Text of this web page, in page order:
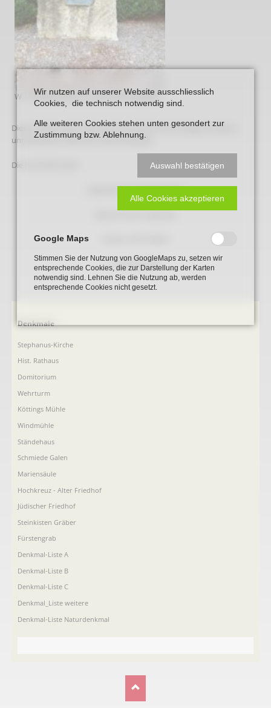
W 17 Gedenkstein an der Siechenkapelle
Dieser Gedenkstein befindet sich auf der Stromberger Straße in
unmittelbarer Nähe der Siechenkapelle
Die Inschrift lautet:
Gedenkt der Vergangenen!
in die Zukunft.
Navigation
Denkmale
Stephanus-Kirche
Hist. Rathaus
Domitorium
Wehrturm
Köttings Mühle
Windmühle
Ständehaus
Schmiede Galen
Mariensäule
Hochkreuz - Alter Friedhof
Jüdischer Friedhof
Steinkisten Gräber
Fürstengrab
Denkmal-Liste A
Denkmal-Liste B
Denkmal-Liste C
Denkmal_Liste weitere
Denkmal-Liste Naturdenkmal
Wir nutzen auf unserer Website ausschliesslich
Cookies, die technisch notwendig sind.
Alle weiteren Cookies stehen unten gesondert zur
Zustimmung bzw. Ablehnung.
Auswahl bestätigen
Alle Cookies akzeptieren
Google Maps
Stimmen Sie der Nutzung von GoogleMaps zu, setzen wir
entsprechende Cookies, die zur Darstellung der Karten
notwendig sind. Lehnen Sie die Nutzung ab, werden
entsprechende Cookies nicht gesetzt.